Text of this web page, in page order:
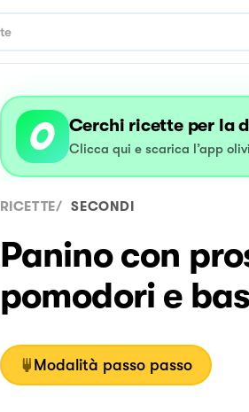
Cerchi ricette per la
Clicca qui e scarica l’app
RICETTE/ SECONDI
Panino con
pomodori e
Modalità passo passo